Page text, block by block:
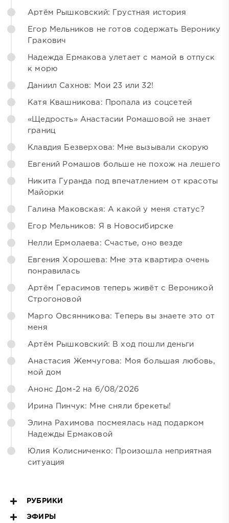
Артём Рышковский: Грустная история
Егор Мельников не готов содержать Веронику
Гракович
Надежда Ермакова улетает с мамой в отпуск
к морю
Даниил Сахнов: Мои 23 или 32!
Катя Квашникова: Пропала из соцсетей
«Щедрость» Анастасии Ромашовой не знает
границ
Клавдия Безверхова: Мне вызывали скорую
Евгений Ромашов больше не похож на лешего
Никита Гуранда под впечатлением от красоты
Майорки
Галина Маковская: А какой у меня статус?
Егор Мельников: Я в Новосибирске
Нелли Ермолаева: Счастье, оно везде
Евгения Хорошева: Мне эта квартира очень
понравилась
Артём Герасимов теперь живёт с Вероникой
Строгоновой
Марго Овсянникова: Теперь вы знаете это от
меня
Артём Рышковский: В ход пошли деньги
Анастасия Жемчугова: Моя большая любовь,
мой дом
Анонс Дом-2 на 6/08/2026
Ирина Пинчук: Мне сняли брекеты!
Элина Рахимова посмеялась над подарком
Надежды Ермаковой
Юлия Колисниченко: Произошла неприятная
ситуация
РУБРИКИ
ЭФИРЫ